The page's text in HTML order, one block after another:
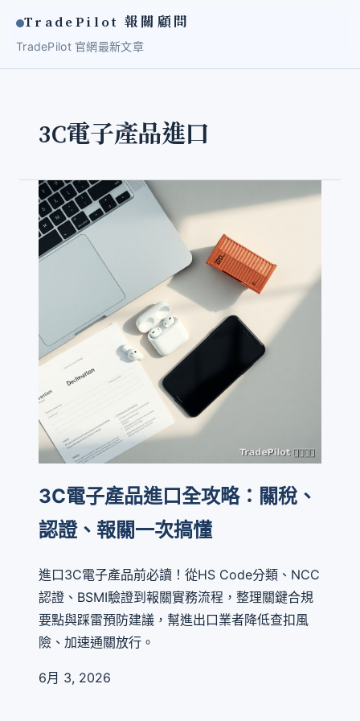
TradePilot 報關顧問
TradePilot 官網最新文章
3C電子產品進口
3C電子產品進口全攻略：關稅、
認證、報關一次搞懂
進口3C電子產品前必讀！從HS Code分類、NCC
認證、BSMI驗證到報關實務流程，整理關鍵合規
要點與踩雷預防建議，幫進出口業者降低查扣風
險、加速通關放行。
6月 3, 2026